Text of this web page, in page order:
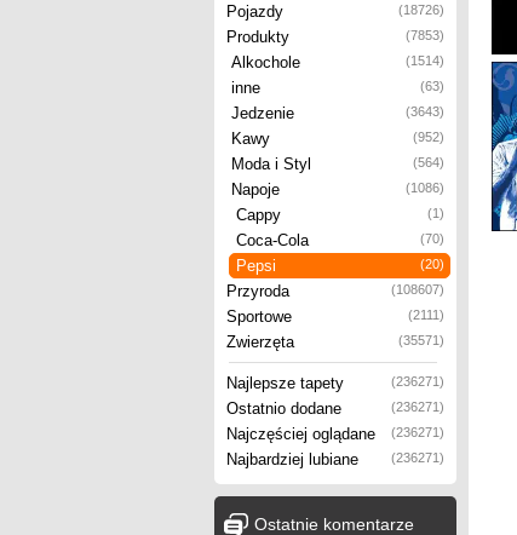
Pojazdy (18726)
Produkty (7853)
Alkochole (1514)
inne (63)
Jedzenie (3643)
Kawy (952)
Moda i Styl (564)
Napoje (1086)
Cappy (1)
Coca-Cola (70)
Pepsi (20)
Przyroda (108607)
Sportowe (2111)
Zwierzęta (35571)
Najlepsze tapety (236271)
Ostatnio dodane (236271)
Najczęściej oglądane (236271)
Najbardziej lubiane (236271)
Ostatnie komentarze